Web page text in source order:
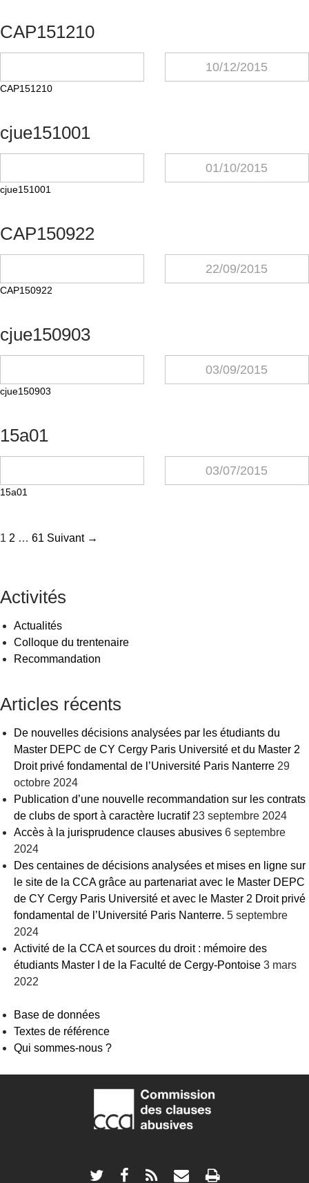
CAP151210
10/12/2015
CAP151210
cjue151001
01/10/2015
cjue151001
CAP150922
22/09/2015
CAP150922
cjue150903
03/09/2015
cjue150903
15a01
03/07/2015
15a01
1 2 … 61 Suivant →
Activités
Actualités
Colloque du trentenaire
Recommandation
Articles récents
De nouvelles décisions analysées par les étudiants du
Master DEPC de CY Cergy Paris Université et du Master 2
Droit privé fondamental de l’Université Paris Nanterre 29
octobre 2024
Publication d’une nouvelle recommandation sur les contrats
de clubs de sport à caractère lucratif 23 septembre 2024
Accès à la jurisprudence clauses abusives 6 septembre
2024
Des centaines de décisions analysées et mises en ligne sur
le site de la CCA grâce au partenariat avec le Master DEPC
de CY Cergy Paris Université et avec le Master 2 Droit privé
fondamental de l’Université Paris Nanterre. 5 septembre
2024
Activité de la CCA et sources du droit : mémoire des
étudiants Master I de la Faculté de Cergy-Pontoise 3 mars
2022
Base de données
Textes de référence
Qui sommes-nous ?